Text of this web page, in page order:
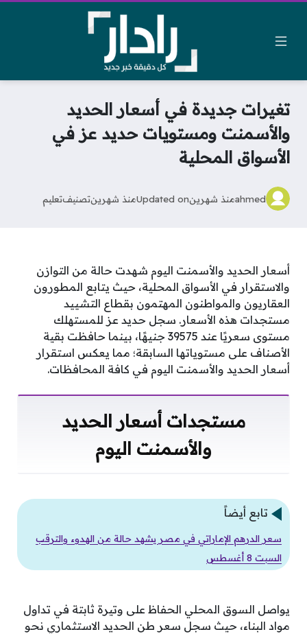
تغيرات جديدة في أسعار الحديد
والأسمنت ومستويات حديد عز في
الأسواق المحلية
ahmedمنذ شهرينUpdated onمنذ شهرينتصنيفتعليم
أسعار الحديد والأسمنت اليوم شهدت حالة من التوازن
والاستقرار في الأسواق المحلية، حيث يتابع المطورون
العقاريون والمواطنون المهتمون بقطاع التشييد
مستجدات هذه الأسعار. سجل حديد عز للمستهلك
مستوى سعريًا عند 39575 جنيهًا، بينما حافظت بقية
الأصناف على مستوياتها السابقة؛ مما يعكس استقرار
أسعار الحديد والأسمنت اليوم في كافة المحافظات.
مستجدات أسعار الحديد
والأسمنت اليوم
تابع أيضاً
سعر الدرهم الإماراتي في مصر يشهد حالة من الهدوء والترقب
السبت 8 أغسطس
يواصل السوق المحلي الحفاظ على وتيرة ثابتة في تداول
مواد البناء، حيث سجل سعر طن الحديد الاستثماري نحو